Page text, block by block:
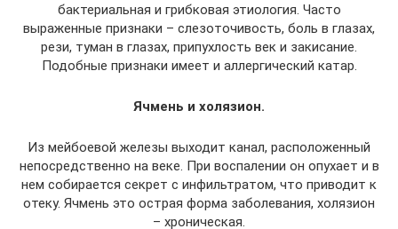
бактериальная и грибковая этиология. Часто
выраженные признаки – слезоточивость, боль в глазах,
рези, туман в глазах, припухлость век и закисание.
Подобные признаки имеет и аллергический катар.
Ячмень и холязион.
Из мейбоевой железы выходит канал, расположенный
непосредственно на веке. При воспалении он опухает и в
нем собирается секрет с инфильтратом, что приводит к
отеку. Ячмень это острая форма заболевания, холязион
– хроническая.